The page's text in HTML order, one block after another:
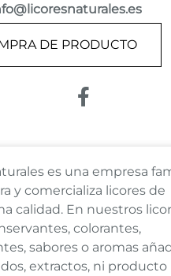
DE PRODUCTO
es una empresa
y comercializa licores de
calidad. En nuestros
colorantes,
sabores o aromas
extractos, ni producto